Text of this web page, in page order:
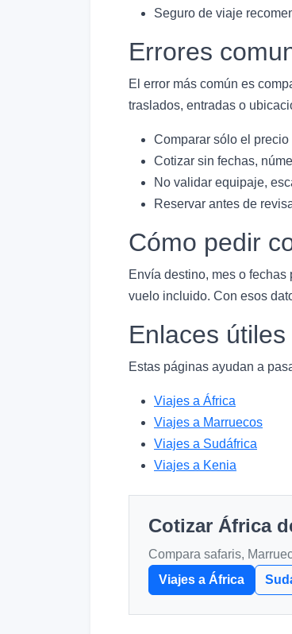
Seguro de viaje
Errores
El error más común es
traslados, entradas o
Comparar sólo el
Cotizar sin fechas,
No validar equipaje,
Reservar antes de
Cómo pedir
Envía destino, mes o
vuelo incluido. Con esos
Enlaces
Estas páginas ayudan a
Viajes a África
Viajes a Marruecos
Viajes a Sudáfrica
Viajes a Kenia
Cotizar África
Compara safaris,
Viajes a África